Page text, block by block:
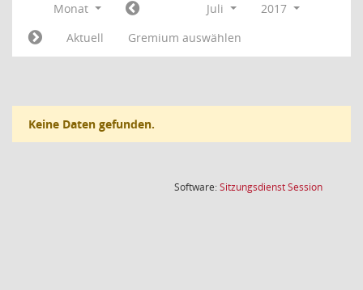
Monat Juli
2017
Aktuell
Gremium auswählen
Keine Daten gefunden.
Software:SitzungsdienstSession(Wird in